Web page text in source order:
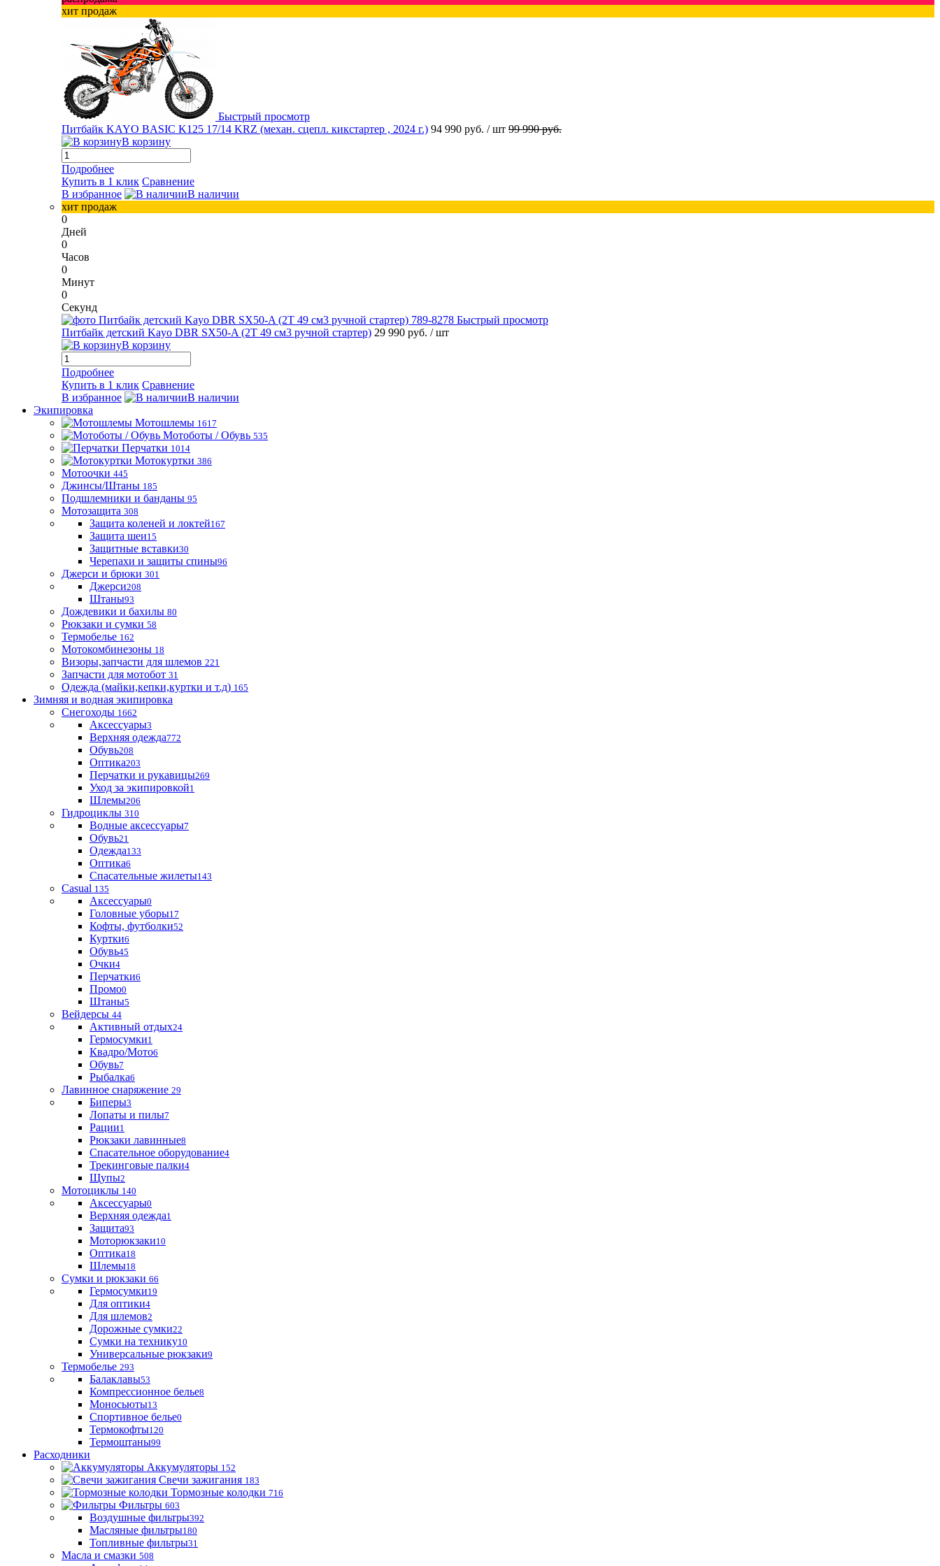
хит продаж
Быстрый просмотр
Питбайк KAYO BASIC K125 17/14 KRZ (механ. сцепл. кикстартер , 2024 г.) 94 990 руб. / шт 99 990 руб.
В корзину
Подробнее
Купить в 1 клик Сравнение
В избранное
В наличии
хит продаж
0
Дней
0
Часов
0
Минут
0
Секунд
Быстрый просмотр
Питбайк детский Kayo DBR SX50-A (2T 49 см3 ручной стартер) 29 990 руб. / шт
В корзину
Подробнее
Купить в 1 клик Сравнение
В избранное
В наличии
Экипировка
Мотошлемы 1617
Мотоботы / Обувь 535
Перчатки 1014
Мотокуртки 386
Мотоочки 445
Джинсы/Штаны 185
Подшлемники и банданы 95
Мотозащита 308
Защита коленей и локтей167
Защита шеи15
Защитные вставки30
Черепахи и защиты спины96
Джерси и брюки 301
Джерси208
Штаны93
Дождевики и бахилы 80
Рюкзаки и сумки 58
Термобелье 162
Мотокомбинезоны 18
Визоры,запчасти для шлемов 221
Запчасти для мотобот 31
Одежда (майки,кепки,куртки и т.д) 165
Зимняя и водная экипировка
Снегоходы 1662
Аксессуары3
Верхняя одежда772
Обувь208
Оптика203
Перчатки и рукавицы269
Уход за экипировкой1
Шлемы206
Гидроциклы 310
Водные аксессуары7
Обувь21
Одежда133
Оптика6
Спасательные жилеты143
Casual 135
Аксессуары0
Головные уборы17
Кофты, футболки52
Куртки6
Обувь45
Очки4
Перчатки6
Промо0
Штаны5
Вейдерсы 44
Активный отдых24
Гермосумки1
Квадро/Мото6
Обувь7
Рыбалка6
Лавинное снаряжение 29
Биперы3
Лопаты и пилы7
Рации1
Рюкзаки лавинные8
Спасательное оборудование4
Трекинговые палки4
Щупы2
Мотоциклы 140
Аксессуары0
Верхняя одежда1
Защита93
Моторюкзаки10
Оптика18
Шлемы18
Сумки и рюкзаки 66
Гермосумки19
Для оптики4
Для шлемов2
Дорожные сумки22
Сумки на технику10
Универсальные рюкзаки9
Термобелье 293
Балаклавы53
Компрессионное белье8
Моносьюты13
Спортивное белье0
Термокофты120
Термоштаны99
Расходники
Аккумуляторы 152
Свечи зажигания 183
Тормозные колодки 716
Фильтры 603
Воздушные фильтры392
Масляные фильтры180
Топливные фильтры31
Масла и смазки 508